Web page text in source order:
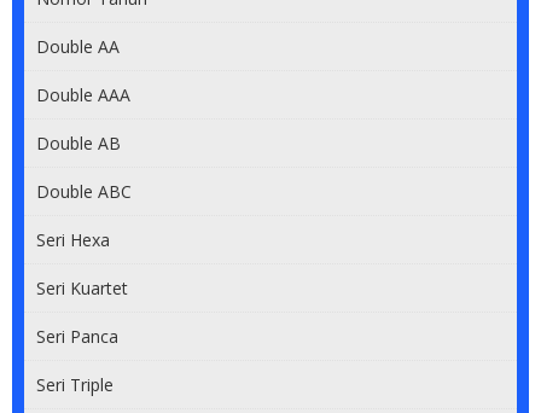
Double AA
Double AAA
Double AB
Double ABC
Seri Hexa
Seri Kuartet
Seri Panca
Seri Triple